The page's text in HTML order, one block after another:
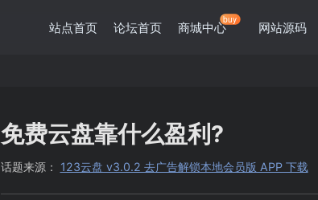
站点首页 论坛首页 商城中心buy 网站源码
免费云盘靠什么盈利?
话题来源： 123云盘 v3.0.2 去广告解锁本地会员版 APP 下载